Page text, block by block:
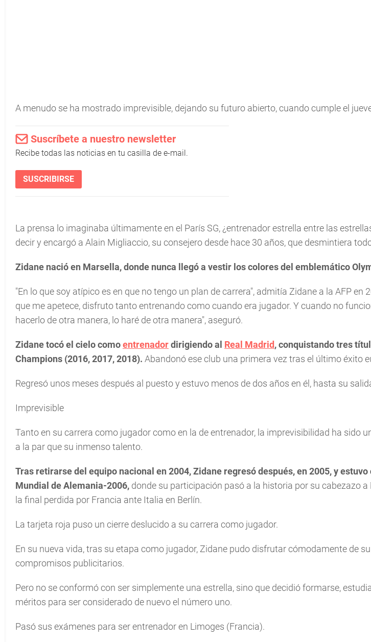
A menudo se ha mostrado imprevisible, dejando su futuro abierto, cuando cumple el
Suscríbete a nuestro newsletter
Recibe todas las noticias en tu casilla de e-mail.
SUSCRIBIRSE
La prensa lo imaginaba últimamente en el París SG, ¿entrenador estrella entre las
decir y encargó a Alain Migliaccio, su consejero desde hace 30 años, que desmintiera
Zidane nació en Marsella, donde nunca llegó a vestir los colores del emblemático
"En lo que soy atípico es en que no tengo un plan de carrera", admitía Zidane a la AFP en
que me apetece, disfruto tanto entrenando como cuando era jugador. Y cuando no
hacerlo de otra manera, lo haré de otra manera", aseguró.
Zidane tocó el cielo comoentrenadordirigiendo al Real Madrid, conquistando tres
Champions (2016, 2017, 2018). Abandonó ese club una primera vez tras el último éxito
Regresó unos meses después al puesto y estuvo menos de dos años en él, hasta su
Imprevisible
Tanto en su carrera como jugador como en la de entrenador, la imprevisibilidad ha sido
a la par que su inmenso talento.
Tras retirarse del equipo nacional en 2004, Zidane regresó después, en 2005, y estuvo
Mundial de Alemania-2006, donde su participación pasó a la historia por su cabezazo
la final perdida por Francia ante Italia en Berlín.
La tarjeta roja puso un cierre deslucido a su carrera como jugador.
En su nueva vida, tras su etapa como jugador, Zidane pudo disfrutar cómodamente de
compromisos publicitarios.
Pero no se conformó con ser simplemente una estrella, sino que decidió formarse,
méritos para ser considerado de nuevo el número uno.
Pasó sus exámenes para ser entrenador en Limoges (Francia).